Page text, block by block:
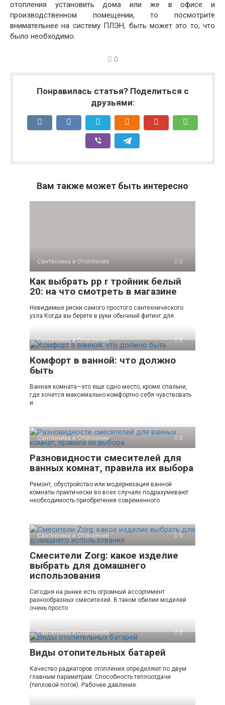
отопления установить дома или же в офисе и
производственном помещении, то посмотрите
внимательнее на систему ПЛЭН, быть может это то, что
было необходимо.
0
Понравилась статья? Поделиться с
друзьями:
Вам также может быть интересно
Сантехника и Отопление 0
Как выбрать pp r тройник белый
20: на что смотреть в магазине
Невидимые риски самого простого сантехнического
узла Когда вы берете в руки обычный фитинг для
Сантехника и Отопление 0
Комфорт в ванной: что должно
быть
Ванная комната—это еще одно место, кроме спальни,
где хочется максимально комфортно себя чувствовать
и
Сантехника и Отопление 0
Разновидности смесителей для
ванных комнат, правила их выбора
Ремонт, обустройство или модернизация ванной
комнаты практически во всех случаях подразумевают
необходимость приобретения современного
Сантехника и Отопление 0
Смесители Zorg: какое изделие
выбрать для домашнего
использования
Сегодня на рынке есть огромный ассортимент
разнообразных смесителей. В таком обилии моделей
очень просто
Сантехника и Отопление 0
Виды отопительных батарей
Качество радиаторов отопления определяют по двум
главным параметрам: Способность теплоотдачи
(тепловой поток). Рабочее давление.